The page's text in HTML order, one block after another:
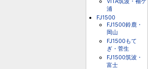
浦
FJ1500
FJ1500鈴鹿・
岡山
FJ1500もて
ぎ・菅生
FJ1500筑波・
富士